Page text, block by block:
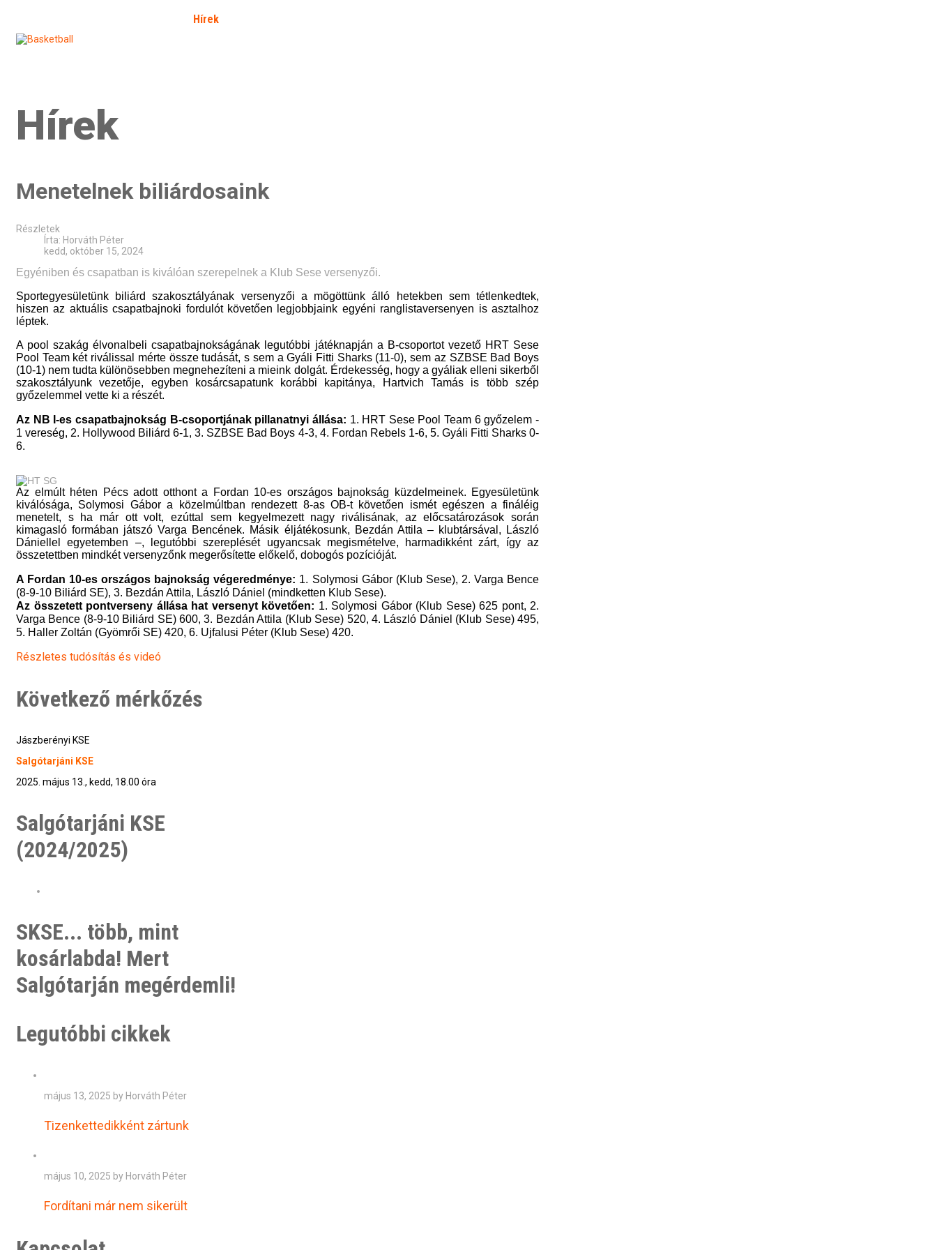
Hírek
Hírek
Menetelnek biliárdosaink
Részletek
Írta: Horváth Péter
kedd, október 15, 2024
Egyéniben és csapatban is kiválóan szerepelnek a Klub Sese versenyzői.
Sportegyesületünk biliárd szakosztályának versenyzői a mögöttünk álló hetekben sem tétlenkedtek,
hiszen az aktuális csapatbajnoki fordulót követően legjobbjaink egyéni ranglistaversenyen is asztalhoz
léptek.
A pool szakág élvonalbeli csapatbajnokságának legutóbbi játéknapján a B-csoportot vezető HRT Sese
Pool Team két riválissal mérte össze tudását, s sem a Gyáli Fitti Sharks (11-0), sem az SZBSE Bad Boys
(10-1) nem tudta különösebben megnehezíteni a mieink dolgát. Érdekesség, hogy a gyáliak elleni sikerből
szakosztályunk vezetője, egyben kosárcsapatunk korábbi kapitánya, Hartvich Tamás is több szép
győzelemmel vette ki a részét.
Az NB I-es csapatbajnokság B-csoportjának pillanatnyi állása: 1. HRT Sese Pool Team 6 győzelem -
1 vereség, 2. Hollywood Biliárd 6-1, 3. SZBSE Bad Boys 4-3, 4. Fordan Rebels 1-6, 5. Gyáli Fitti Sharks 0-
6.
Az elmúlt héten Pécs adott otthont a Fordan 10-es országos bajnokság küzdelmeinek. Egyesületünk
kiválósága, Solymosi Gábor a közelmúltban rendezett 8-as OB-t követően ismét egészen a fináléig
menetelt, s ha már ott volt, ezúttal sem kegyelmezett nagy riválisának, az előcsatározások során
kimagasló formában játszó Varga Bencének. Másik éljátékosunk, Bezdán Attila – klubtársával, László
Dániellel egyetemben –, legutóbbi szereplését ugyancsak megismételve, harmadikként zárt, így az
összetettben mindkét versenyzőnk megerősítette előkelő, dobogós pozícióját.
A Fordan 10-es országos bajnokság végeredménye: 1. Solymosi Gábor (Klub Sese), 2. Varga Bence
(8-9-10 Biliárd SE), 3. Bezdán Attila, László Dániel (mindketten Klub Sese).
Az összetett pontverseny állása hat versenyt követően: 1. Solymosi Gábor (Klub Sese) 625 pont, 2.
Varga Bence (8-9-10 Biliárd SE) 600, 3. Bezdán Attila (Klub Sese) 520, 4. László Dániel (Klub Sese) 495,
5. Haller Zoltán (Gyömrői SE) 420, 6. Ujfalusi Péter (Klub Sese) 420.
Részletes tudósítás és videó
Következő mérkőzés
Jászberényi KSE
Salgótarjáni KSE
2025. május 13., kedd, 18.00 óra
Salgótarjáni KSE
(2024/2025)
SKSE... több, mint
kosárlabda! Mert
Salgótarján megérdemli!
Legutóbbi cikkek
május 13, 2025 by Horváth Péter
Tizenkettedikként zártunk
május 10, 2025 by Horváth Péter
Fordítani már nem sikerült